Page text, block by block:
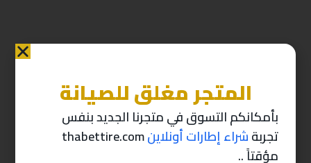
منتجات ذات صله
-10%
المتجر مغلق للصيانة
بأمكانكم التسوق في متجرنا الجديد بنفس
تجربةشراء إطارات أونلاينthabettire.com
مؤقتاً ..